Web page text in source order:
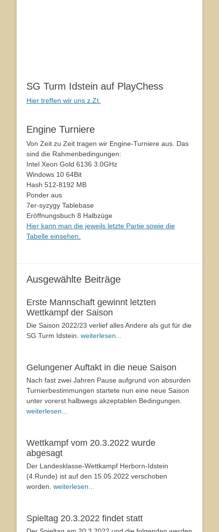
SG Turm Idstein auf PlayChess
Hier treffen wir uns z.Zt.
Engine Turniere
Von Zeit zu Zeit tragen wir Engine-Turniere aus. Das
sind die Rahmenbedingungen:
Intel Xeon Gold 6136 3.0GHz
Windows 10 64Bit
Hash 512-8192 MB
Ponder aus
7er-syzygy Tablebase
Eröffnungsbuch 8 Halbzüge
Hier kann man die jeweils letzte Partie sowie die
Tabelle einsehen.
Ausgewählte Beiträge
Erste Mannschaft gewinnt letzten
Wettkampf der Saison
Die Saison 2022/23 verlief alles Andere als gut für die
SG Turm Idstein. weiterlesen...
Gelungener Auftakt in die neue Saison
Nach fast zwei Jahren Pause aufgrund von absurden
Turnierbestimmungen startete nun eine neue Saison
unter vorerst halbwegs akzeptablen Bedingungen.
weiterlesen...
Wettkampf vom 20.3.2022 wurde
abgesagt
Der Landesklasse-Wettkampf Herborn-Idstein
(4.Runde) ist auf den 15.05.2022 verschoben
worden. weiterlesen...
Spieltag 20.3.2022 findet statt